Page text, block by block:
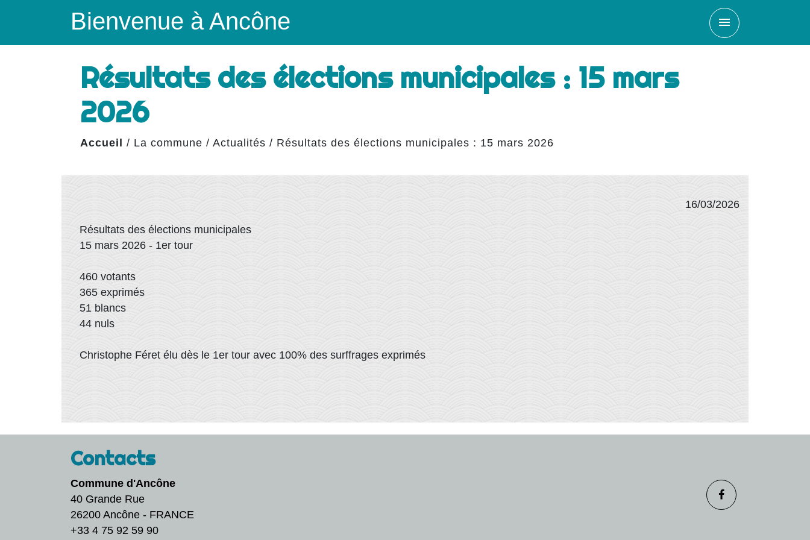
Bienvenue à Ancône menu
Résultats des élections municipales : 15 mars
2026
Accueil / La commune / Actualités / Résultats des élections municipales : 15 mars 2026
16/03/2026
Résultats des élections municipales
15 mars 2026 - 1er tour
460 votants
365 exprimés
51 blancs
44 nuls
​​​​​​​Christophe Féret élu dès le 1er tour avec 100% des surffrages exprimés
Contacts
Commune d'Ancône
40 Grande Rue
26200 Ancône - FRANCE
+33 4 75 92 59 90